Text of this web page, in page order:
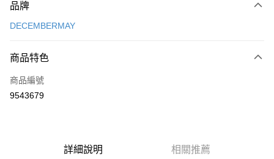
信用卡一次付款
LINE Pay
Apple Pay
品牌
DECEMBERMAY
商品特色
商品編號
9543679
詳細說明 相關推薦